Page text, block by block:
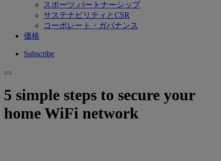
スポーツ パートナーシップ
サステナビリティとCSR
コーポレート・ガバナンス
価格
Subscribe
5 simple steps to secure your
home WiFi network